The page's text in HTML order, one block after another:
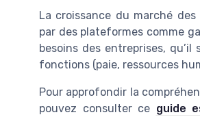
La croissance du marché des
par des plateformes comme
besoins des entreprises,
fonctions (paie, ressources
Pour approfondir la
pouvez consulter ce guide